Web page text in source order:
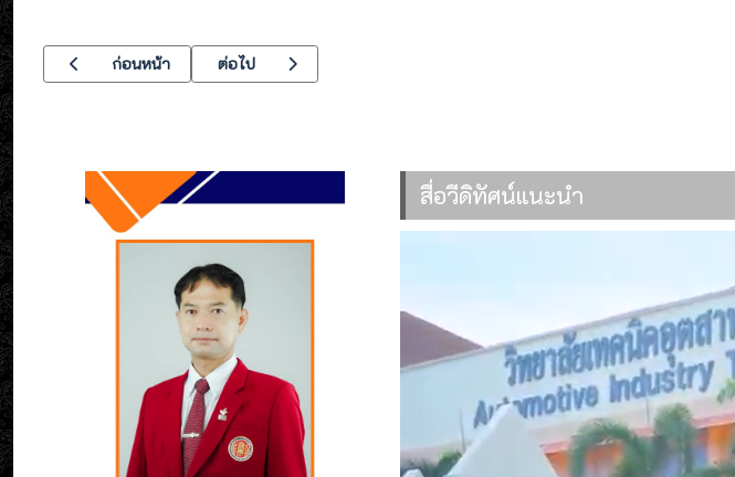
เนื้อหาก่อนหน้า: กำหนดการลงทะเบียนเรียน ภาคเรียนที่ 2/ 2566
ก่อนหน้า เนื้อหาถัดไป: ประชุมนักศึกษาฝึกอาชีพในสถานประกอบการ เข้าร่วมประชุมติดต
ต่อไป
สื่อวีดิทัศน์แนะนำ